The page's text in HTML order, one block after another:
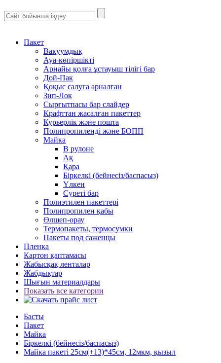
Пакет
Вакуумдық
Ауа-көпіршікті
Арнайы қолға ұстауыш тілігі бар
Дой-Пак
Қоқыс салуға арналған
Зип-Лок
Сырғытпасы бар слайдер
Крафттан жасалған пакеттер
Курьерлік және пошта
Полипропиленді және БОПП
Майка
В рулоне
Ақ
Қара
Біркелкі (бейнесіз/баспасыз)
Үлкен
Суреті бар
Полиэтилен пакеттері
Полипропилен қабы
Өлшеп-орау
Термопакеты, термосумки
Пакеты под саженцы
Пленка
Картон қаптамасы
Жабысқақ ленталар
Жабдықтар
Шығын материалдары
Показать все категории
Басты
Пакет
Майка
Біркелкі (бейнесіз/баспасыз)
Майка пакеті 25см(+13)*45см, 12мкм, қызыл